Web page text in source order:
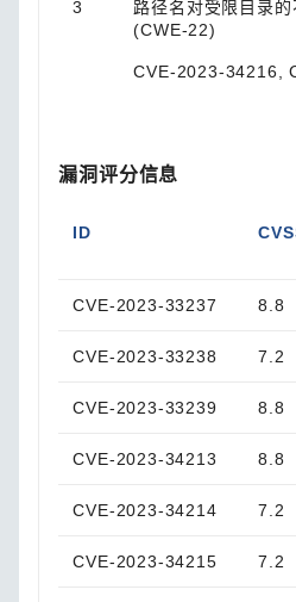
3
路径名对受限目录的
(CWE-22)
CVE-2023-34216,
漏洞评分信息
ID
CVE-2023-33237 8.8
CVE-2023-33238 7.2
CVE-2023-33239 8.8
CVE-2023-34213 8.8
CVE-2023-34214 7.2
CVE-2023-34215 7.2